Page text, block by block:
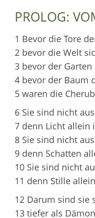
PROLOG:
1 Bevor die Tore
2 bevor die Welt
3 bevor der Garten
4 bevor der Baum
5 waren die
6 Sie sind nicht
7 denn Licht allein
8 Sie sind nicht
9 denn Schatten
10 Sie sind nicht
11 denn Stille
12 Darum sind sie
13 tiefer als